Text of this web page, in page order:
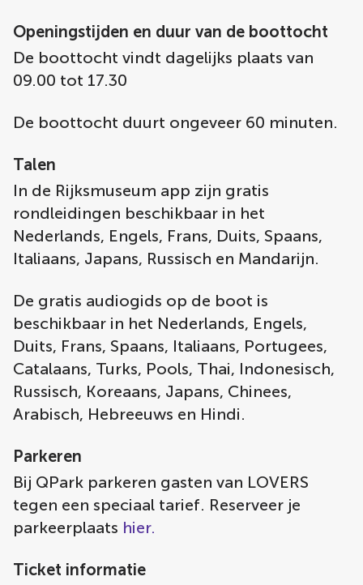
Openingstijden en duur van de boottocht
De boottocht vindt dagelijks plaats van
09.00 tot 17.30
De boottocht duurt ongeveer 60 minuten.
Talen
In de Rijksmuseum app zijn gratis
rondleidingen beschikbaar in het
Nederlands, Engels, Frans, Duits, Spaans,
Italiaans, Japans, Russisch en Mandarijn.
De gratis audiogids op de boot is
beschikbaar in het Nederlands, Engels,
Duits, Frans, Spaans, Italiaans, Portugees,
Catalaans, Turks, Pools, Thai, Indonesisch,
Russisch, Koreaans, Japans, Chinees,
Arabisch, Hebreeuws en Hindi.
Parkeren
Bij QPark parkeren gasten van LOVERS
tegen een speciaal tarief. Reserveer je
parkeerplaats hier.
Ticket informatie